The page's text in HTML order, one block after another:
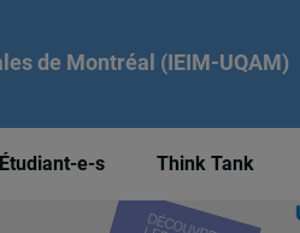
de Montréal (IEIM-UQAM)
Étudiant-e-s Think Tank